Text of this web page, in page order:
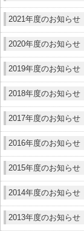
2021年度のお知らせ
2020年度のお知らせ
2019年度のお知らせ
2018年度のお知らせ
2017年度のお知らせ
2016年度のお知らせ
2015年度のお知らせ
2014年度のお知らせ
2013年度のお知らせ